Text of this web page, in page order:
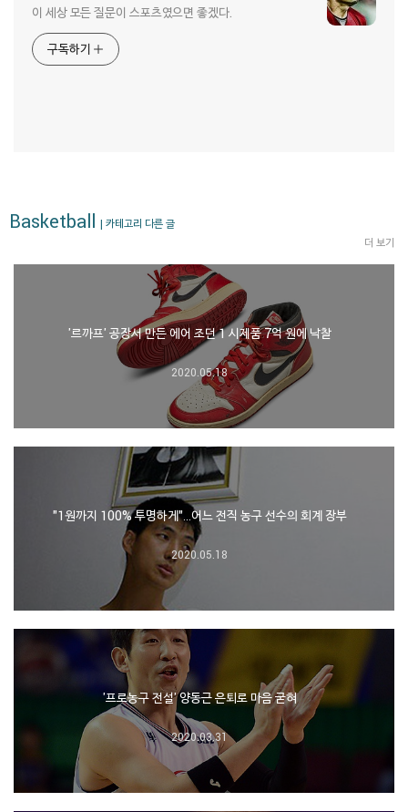
이 세상 모든 질문이 스포츠였으면 좋겠다.
구독하기
Basketball | 카테고리 다른 글
더 보기
'르까프' 공장서 만든 에어 조던 1 시제품 7억 원에 낙찰
2020.05.18
"1원까지 100% 투명하게"…어느 전직 농구 선수의 회계 장부
2020.05.18
'프로농구 전설' 양동근 은퇴로 마음 굳혀
2020.03.31